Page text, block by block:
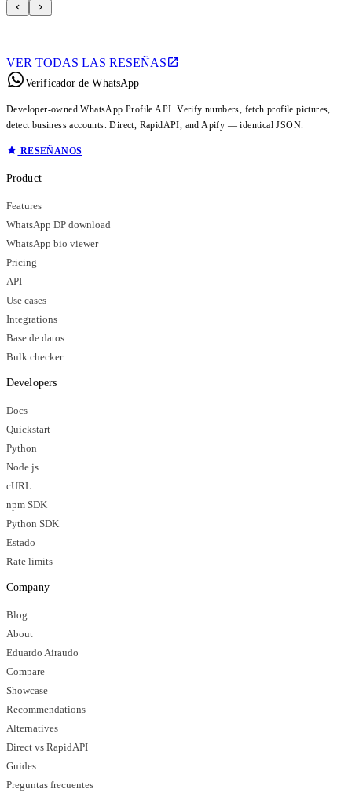
VER TODAS LAS RESEÑAS
Verificador de WhatsApp
Developer-owned WhatsApp Profile API. Verify numbers, fetch profile pictures,
detect business accounts. Direct, RapidAPI, and Apify — identical JSON.
RESEÑANOS
Product
Features
WhatsApp DP download
WhatsApp bio viewer
Pricing
API
Use cases
Integrations
Base de datos
Bulk checker
Developers
Docs
Quickstart
Python
Node.js
cURL
npm SDK
Python SDK
Estado
Rate limits
Company
Blog
About
Eduardo Airaudo
Compare
Showcase
Recommendations
Alternatives
Direct vs RapidAPI
Guides
Preguntas frecuentes